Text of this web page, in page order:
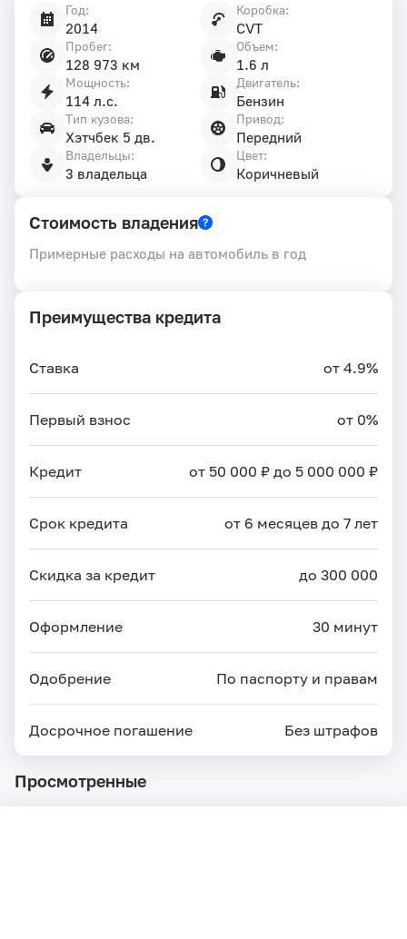
Год:
2014
Коробка:
CVT
Пробег:
128 973 км
Объем:
1.6 л
Мощность:
114 л.с.
Двигатель:
Бензин
Тип кузова:
Хэтчбек 5 дв.
Привод:
Передний
Владельцы:
3 владельца
Цвет:
Коричневый
Стоимость владения
Примерные расходы на автомобиль в год
Преимущества кредита
Ставка от 4.9%
Первый взнос от 0%
Кредит от 50 000 ₽ до 5 000 000 ₽
Срок кредита от 6 месяцев до 7 лет
Скидка за кредит до 300 000
Оформление 30 минут
Одобрение По паспорту и правам
Досрочное погашение Без штрафов
Просмотренные